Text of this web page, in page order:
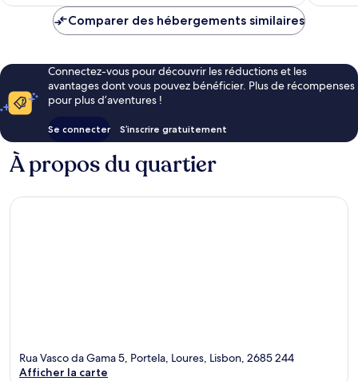
de
Comparer des hébergements similaires
Connectez-vous pour découvrir les réductions et les
avantages dont vous pouvez bénéficier. Plus de récompenses
pour plus d’aventures !
Se connecter S’inscrire gratuitement
À propos du quartier
Rua Vasco da Gama 5, Portela, Loures, Lisbon, 2685 244
Afficher la carte